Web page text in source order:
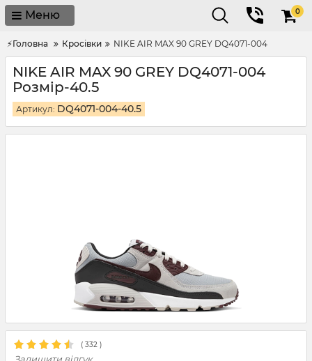
Меню 0
⚡Головна Кросівки NIKE AIR MAX 90 GREY DQ4071-004
NIKE AIR MAX 90 GREY DQ4071-004
Розмір-40.5
Артикул: DQ4071-004-40.5
( 332 )